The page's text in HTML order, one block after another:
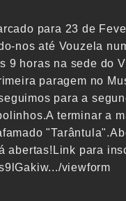
para 23 de
nos até Vouzela
9 horas na sede do
paragem no
para a
terminar a
abertas!Link para
viewform